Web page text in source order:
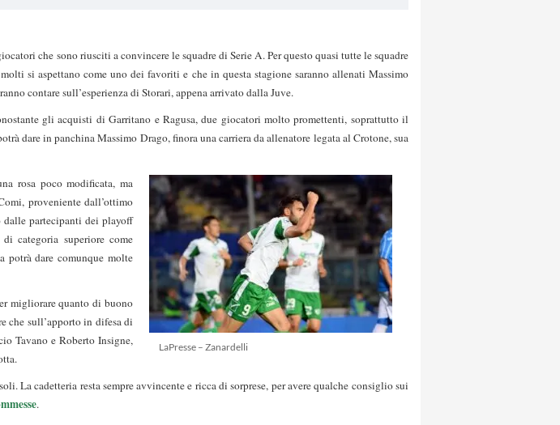
che sono riusciti a convincere le squadre di Serie A. Per questo quasi tutte le squadre
si aspettano come uno dei favoriti e che in questa stagione saranno allenati Massimo
contare sull’esperienza di Storari, appena arrivato dalla Juve.
gli acquisti di Garritano e Ragusa, due giocatori molto promettenti, soprattutto il
dare in panchina Massimo Drago, finora una carriera da allenatore legata al Crotone, sua
LaPresse – Zanardelli
rosa poco modificata, ma
proveniente dall’ottimo
dalle partecipanti dei playoff
categoria superiore come
potrà dare comunque molte
migliorare quanto di buono
che sull’apporto in difesa di
Tavano e Roberto Insigne,
La cadetteria resta sempre avvincente e ricca di sorprese, per avere qualche consiglio sui
.